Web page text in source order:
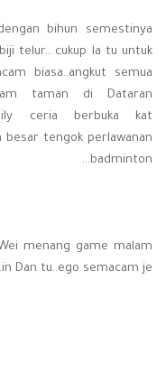
bihun semestinya
telur.. cukup la tu untuk
biasa..angkut semua
taman di Dataran
ceria berbuka kat
besar tengok perlawanan
badminton...
menang game malam
tu..ego semacam je ...^^